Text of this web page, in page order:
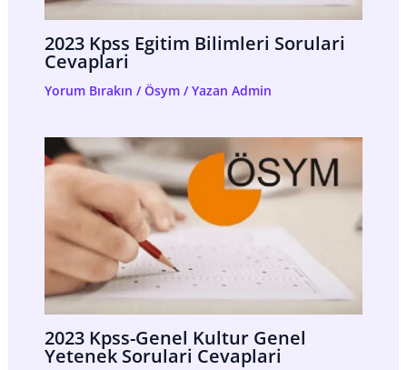
2023 Kpss Egitim Bilimleri Sorulari
Cevaplari
Yorum Bırakın /Ösym/ Yazan Admin
2023 Kpss-Genel Kultur Genel
Yetenek Sorulari Cevaplari